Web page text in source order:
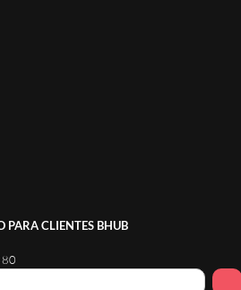
PARA CLIENTES BHUB